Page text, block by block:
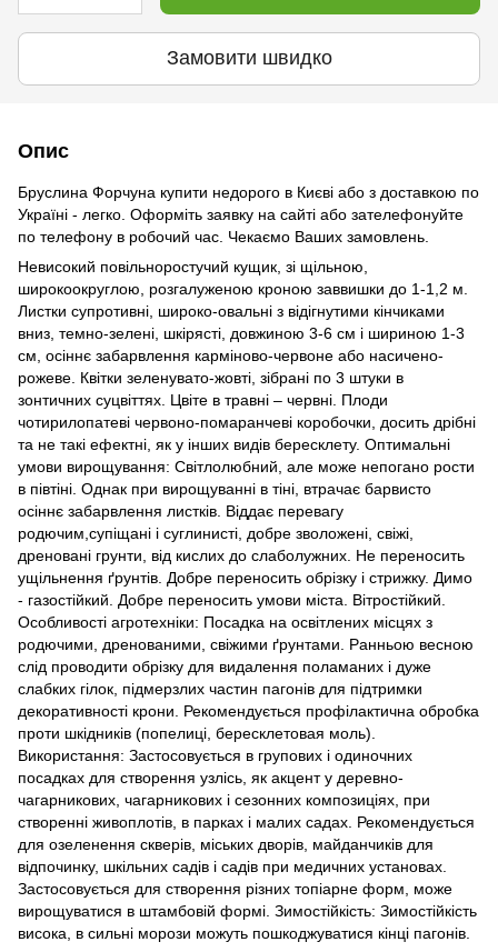
Замовити швидко
Опис
Бруслина Форчуна купити недорого в Києві або з доставкою по
Україні - легко. Оформіть заявку на сайті або зателефонуйте
по телефону в робочий час. Чекаємо Ваших замовлень.
Невисокий повільноростучий кущик, зі щільною,
широкоокруглою, розгалуженою кроною заввишки до 1-1,2 м.
Листки супротивні, широко-овальні з відігнутими кінчиками
вниз, темно-зелені, шкірясті, довжиною 3-6 см і шириною 1-3
см, осіннє забарвлення карміново-червоне або насичено-
рожеве. Квітки зеленувато-жовті, зібрані по 3 штуки в
зонтичних суцвіттях. Цвіте в травні – червні. Плоди
чотирилопатеві червоно-помаранчеві коробочки, досить дрібні
та не такі ефектні, як у інших видів бересклету. Оптимальні
умови вирощування: Світлолюбний, але може непогано рости
в півтіні. Однак при вирощуванні в тіні, втрачає барвисто
осіннє забарвлення листків. Віддає перевагу
родючим,супіщані і суглинисті, добре зволожені, свіжі,
дреновані грунти, від кислих до слаболужних. Не переносить
ущільнення ґрунтів. Добре переносить обрізку і стрижку. Димо
- газостійкий. Добре переносить умови міста. Вітростійкий.
Особливості агротехніки: Посадка на освітлених місцях з
родючими, дренованими, свіжими ґрунтами. Ранньою весною
слід проводити обрізку для видалення поламаних і дуже
слабких гілок, підмерзлих частин пагонів для підтримки
декоративності крони. Рекомендується профілактична обробка
проти шкідників (попелиці, бересклетовая моль).
Використання: Застосовується в групових і одиночних
посадках для створення узлісь, як акцент у деревно-
чагарникових, чагарникових і сезонних композиціях, при
створенні живоплотів, в парках і малих садах. Рекомендується
для озеленення скверів, міських дворів, майданчиків для
відпочинку, шкільних садів і садів при медичних установах.
Застосовується для створення різних топіарне форм, може
вирощуватися в штамбовій формі. Зимостійкість: Зимостійкість
висока, в сильні морози можуть пошкоджуватися кінці пагонів.